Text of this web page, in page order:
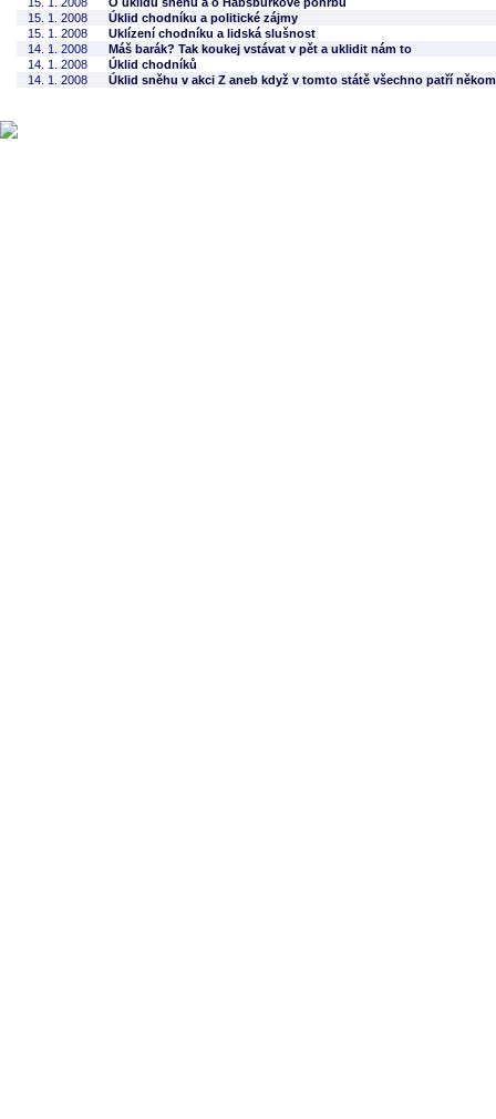
15. 1. 2008
Úklid chodníku a politické zájmy
15. 1. 2008
Uklízení chodníku a lidská slušnost
14. 1. 2008
Máš barák? Tak koukej vstávat v pět a uklidit nám to
14. 1. 2008
Úklid chodníků
14. 1. 2008
Úklid sněhu v akci Z aneb když v tomto státě všechno patří